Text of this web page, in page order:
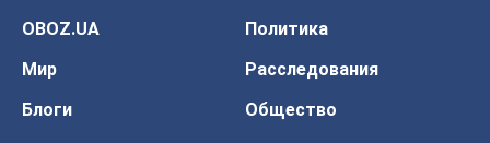
OBOZ.UA
Политика
Мир
Расследования
Блоги
Общество